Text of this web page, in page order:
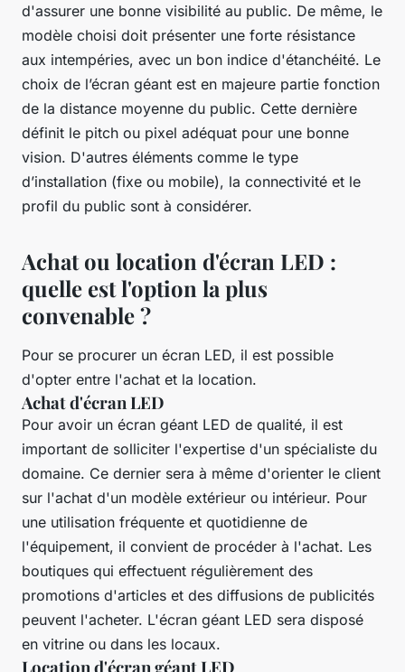
d'assurer une bonne visibilité au public. De même, le
modèle choisi doit présenter une forte résistance
aux intempéries, avec un bon indice d'étanchéité. Le
choix de l’écran géant est en majeure partie fonction
de la distance moyenne du public. Cette dernière
définit le pitch ou pixel adéquat pour une bonne
vision. D'autres éléments comme le type
d’installation (fixe ou mobile), la connectivité et le
profil du public sont à considérer.
Achat ou location d'écran LED :
quelle est l'option la plus
convenable ?
Pour se procurer un écran LED, il est possible
d'opter entre l'achat et la location.
Achat d'écran LED
Pour avoir un écran géant LED de qualité, il est
important de solliciter l'expertise d'un spécialiste du
domaine. Ce dernier sera à même d'orienter le client
sur l'achat d'un modèle extérieur ou intérieur. Pour
une utilisation fréquente et quotidienne de
l'équipement, il convient de procéder à l'achat. Les
boutiques qui effectuent régulièrement des
promotions d'articles et des diffusions de publicités
peuvent l'acheter. L'écran géant LED sera disposé
en vitrine ou dans les locaux.
Location d'écran géant LED